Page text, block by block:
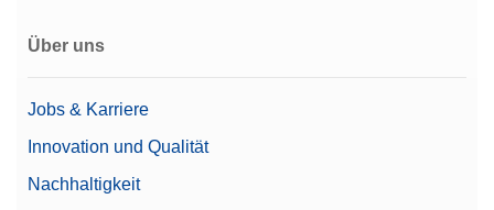
Über uns
Jobs & Karriere
Innovation und Qualität
Nachhaltigkeit